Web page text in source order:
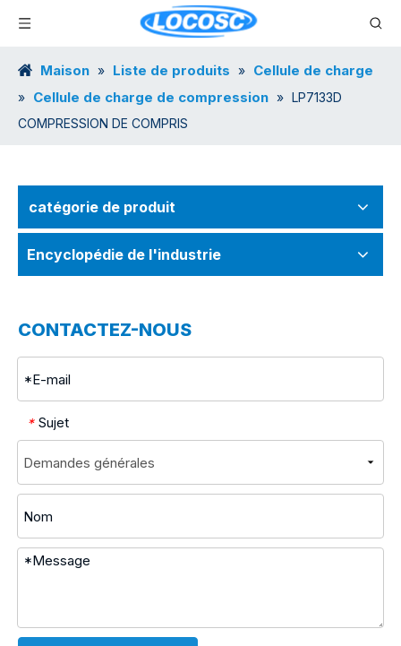
Maison » Liste de produits » Cellule de charge
» Cellule de charge de compression » LP7133D
COMPRESSION DE COMPRIS
catégorie de produit
Encyclopédie de l'industrie
CONTACTEZ-NOUS
* Sujet